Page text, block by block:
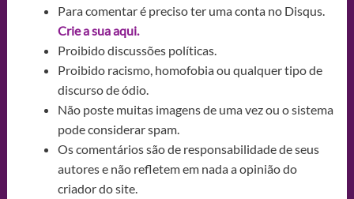
Para comentar é preciso ter uma conta no Disqus.
Crie a sua aqui.
Proibido discussões políticas.
Proibido racismo, homofobia ou qualquer tipo de
discurso de ódio.
Não poste muitas imagens de uma vez ou o sistema
pode considerar spam.
Os comentários são de responsabilidade de seus
autores e não refletem em nada a opinião do
criador do site.